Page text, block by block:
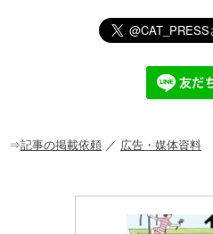
a
c
o
at
e
n
a
o
ck
et
⇒記事の掲載依頼 ／ 広告・媒体資料